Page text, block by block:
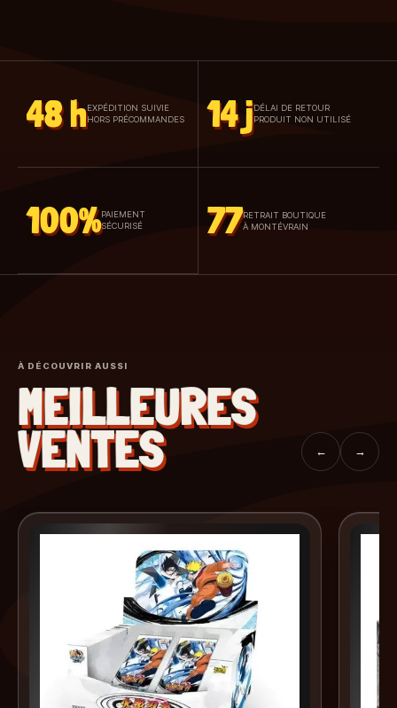
48 h EXPÉDITION SUIVIE
HORS PRÉCOMMANDES
14 jDÉLAI DE RETOUR
PRODUIT NON UTILISÉ
100% PAIEMENT
SÉCURISÉ
77RETRAIT BOUTIQUE
À MONTÉVRAIN
À DÉCOUVRIR AUSSI
MEILLEURES
VENTES ← →